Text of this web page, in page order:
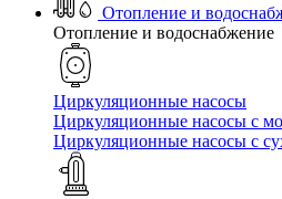
Отопление и
Отопление и водоснабжение
Циркуляционные насосы
Циркуляционные насосы с
Циркуляционные насосы с